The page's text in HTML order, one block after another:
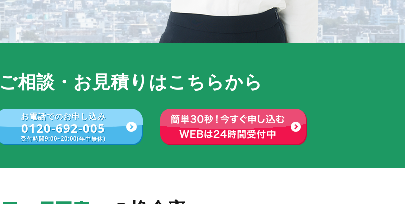
ご相談・お見積りはこちらから
お電話でのお申し込み
0120-692-005
受付時間9:00~20:00(年中無休)